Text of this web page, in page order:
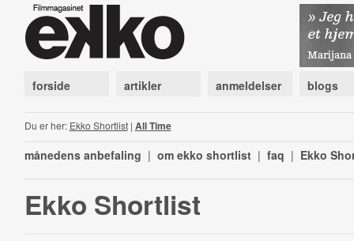
forside artikler anmeldelser blogs
Du er her: Ekko Shortlist| All Time
månedens anbefaling | om ekko shortlist | faq | Ekko
Ekko Shortlist